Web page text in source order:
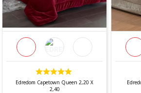
Fronha: Malha Estampada 70%
Lençol de Elástico: Malha Lisa 70%
Poliéster
Edredom Capetown Queen 2,20 X
2,40